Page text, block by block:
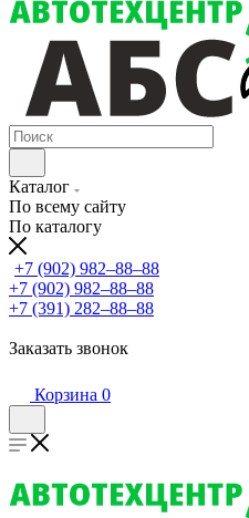
Каталог
По всему сайту
По каталогу
+7 (902) 982‒88‒88
+7 (902) 982‒88‒88
+7 (391) 282‒88‒88
Заказать звонок
Корзина 0